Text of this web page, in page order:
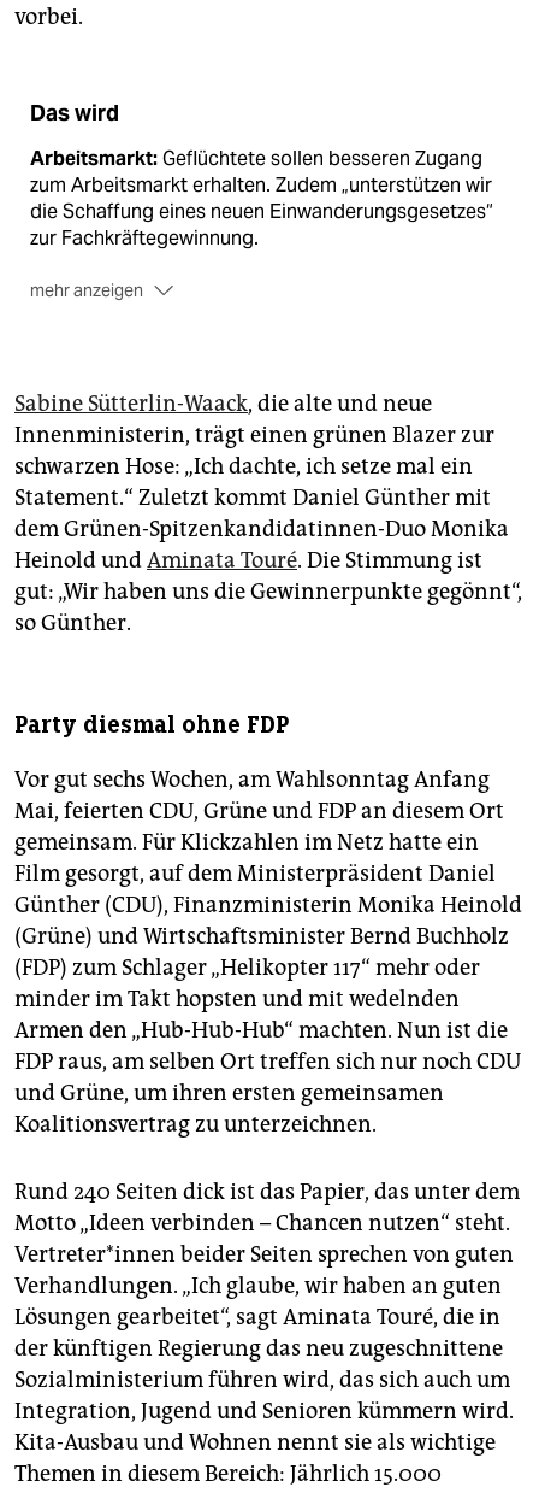
vorbei.
Das wird
Arbeitsmarkt:Geflüchtete sollen besseren Zugang
zum Arbeitsmarkt erhalten. Zudem „unterstützen wir
die Schaffung eines neuen Einwanderungsgesetzes“
zur Fachkräftegewinnung.
mehr anzeigen
den schulischen Ganztag und Inklusion braucht es
ebenfalls Personal. Das Wie bleibt unklar: „Es gibt
nicht den einen Hebel“, heißt es im Koalitionsvertrag.
Energie:
Bis 2030 sollen 40 bis 45 Terrawattstunden
Strom pro Jahr aus erneuerbaren Energien erzeugt
werden, davon 30 bis 35 aus Windkraft. 2020 lag
Schleswig-Holsteins Bilanz bei rund 25
Terrawattstunden Windstrom. Aufgrund der
„aktuellen geopolitischen Situation“ will Schwarz-
Finanzen:Viele Punkte stehen unter
Finanzierungsvorbehalt, die Lage sei „angespannt“,
heißt es im Vertrag. Soweit möglich, sollen die
Ausgaben für Klimaschutz und Investitionen
„ambitioniert“ erhöht werden.
Inneres:Die Polizei soll verstärkt werden, durch eine
weitere Einsatzhundertschaft, aber auch im Bereich
Cyberkriminalität.
Landwirtschaft:Der Anteil der Ökobetriebe soll
verdoppelt und die Mengen an Dünger und
Pflanzenschutzmitteln auf den Feldern sollen
reduziert werden. Umweltschutz-Standards sollen
aber nicht überschritten werden. Die Regierung
bekennt sich „klar zur heimischen Landwirtschaft,
egal ob konventionell oder ökologisch“.
werden, unter anderem durch Bebauung in Lücken
statt neuer Außenflächen. Dafür soll die
Landesplanung effizienter werden.
Verkehr:Das Land fängt die Wende bei sich selbst an
und will bis 2030 alle eigenen Fahrzeuge – etwa der
Polizei – auf Stromer umstellen. Der ÖPNV soll
ausgebaut werden, aber der Individualverkehr soll
stark bleiben: Die Regierung bekennt sich zum
Ausbau der Verkehrsadern B5, A21 und A7.
Sabine Sütterlin-Waack, die alte und neue
Innenministerin, trägt einen grünen Blazer zur
schwarzen Hose: „Ich dachte, ich setze mal ein
Statement.“ Zuletzt kommt Daniel Günther mit
dem Grünen-Spitzenkandidatinnen-Duo Monika
Heinold undAminata Touré. Die Stimmung ist
gut: „Wir haben uns die Gewinnerpunkte gegönnt“,
so Günther.
Party diesmal ohne FDP
Vor gut sechs Wochen, am Wahlsonntag Anfang
Mai, feierten CDU, Grüne und FDP an diesem Ort
gemeinsam. Für Klickzahlen im Netz hatte ein
Film gesorgt, auf dem Ministerpräsident Daniel
Günther (CDU), Finanzministerin Monika Heinold
(Grüne) und Wirtschaftsminister Bernd Buchholz
(FDP) zum Schlager „Helikopter 117“ mehr oder
minder im Takt hopsten und mit wedelnden
Armen den „Hub-Hub-Hub“ machten. Nun ist die
FDP raus, am selben Ort treffen sich nur noch CDU
und Grüne, um ihren ersten gemeinsamen
Koalitionsvertrag zu unterzeichnen.
Rund 240 Seiten dick ist das Papier, das unter dem
Motto „Ideen verbinden – Chancen nutzen“ steht.
Ver­tre­te­r*in­nen beider Seiten sprechen von guten
Verhandlungen. „Ich glaube, wir haben an guten
Lösungen gearbeitet“, sagt Aminata Touré, die in
der künftigen Regierung das neu zugeschnittene
Sozialministerium führen wird, das sich auch um
Integration, Jugend und Senioren kümmern wird.
Kita-Ausbau und Wohnen nennt sie als wichtige
Themen in diesem Bereich: Jährlich 15.000